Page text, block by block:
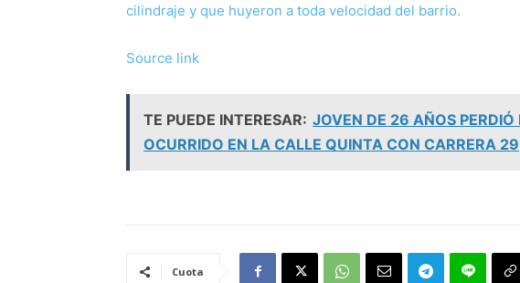
cilindraje y que huyeron a toda velocidad del barrio.
N
a
e
Source link
TE PUEDE INTERESAR: JOVEN DE 26 AÑOS
OCURRIDO EN LA CALLE QUINTA CON CARRERA 29
Cuota